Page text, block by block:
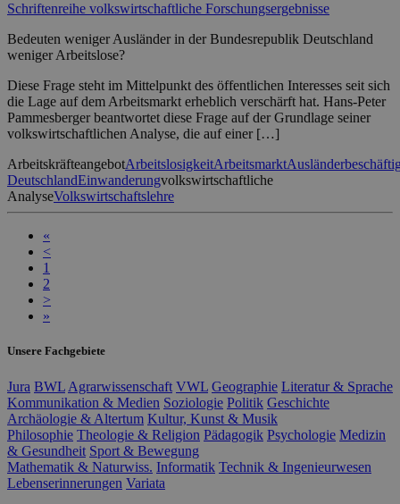
Schriftenreihe volkswirtschaftliche Forschungsergebnisse
Bedeuten weniger Ausländer in der Bundesrepublik Deutschland
weniger Arbeitslose?
Diese Frage steht im Mittelpunkt des öffentlichen Interesses seit sich
die Lage auf dem Arbeitsmarkt erheblich verschärft hat. Hans-Peter
Pammesberger beantwortet diese Frage auf der Grundlage seiner
volkswirtschaftlichen Analyse, die auf einer […]
ArbeitskräfteangebotArbeitslosigkeitArbeitsmarkt
DeutschlandEinwanderungvolkswirtschaftliche
AnalyseVolkswirtschaftslehre
«
<
1
2
>
»
Unsere Fachgebiete
Jura BWL Agrarwissenschaft VWL Geographie Literatur & Sprache
Kommunikation & Medien Soziologie Politik Geschichte
Archäologie & Altertum Kultur, Kunst & Musik
Philosophie Theologie & Religion Pädagogik Psychologie Medizin
& Gesundheit Sport & Bewegung
Mathematik & Naturwiss. Informatik Technik & Ingenieurwesen
Lebenserinnerungen Variata